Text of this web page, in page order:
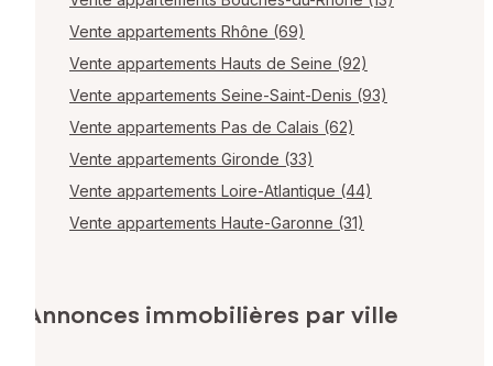
Vente appartements Rhône (69)
Vente appartements Hauts de Seine (92)
Vente appartements Seine-Saint-Denis (93)
Vente appartements Pas de Calais (62)
Vente appartements Gironde (33)
Vente appartements Loire-Atlantique (44)
Vente appartements Haute-Garonne (31)
Annonces immobilières par ville